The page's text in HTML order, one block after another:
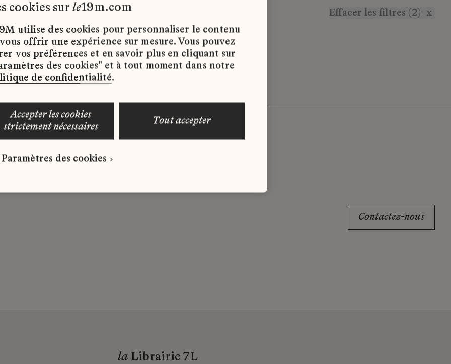
Effacer les filtres (2) x
d’emploi disponibles pour le moment.
correspond à votre profil ?
spontanée dès maintenant.
Contactez-nous
la Librairie 7L
cookies sur le19m.com
utilise des cookies pour personnaliser le contenu
offrir une expérience sur mesure. Vous pouvez
vos préférences et en savoir plus en cliquant sur
des cookies" et à tout moment dans notre
de confidentialité.
accepter les cookies
strictement nécessaires
tout accepter
Paramètres des cookies